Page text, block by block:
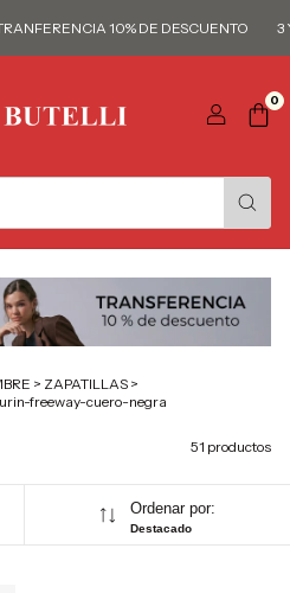
10% DE DESCUENTO 3 Y 6
0
> ZAPATILLAS >
freeway-cuero-negra
51 productos
Ordenar por:
Destacado